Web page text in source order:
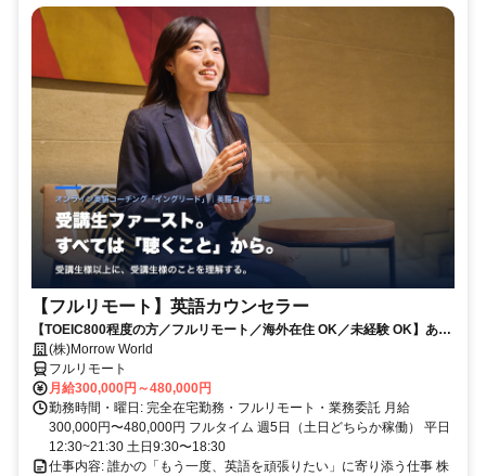
【フルリモート】英語カウンセラー
【TOEIC800程度の方／フルリモート／海外在住 OK／未経験 OK】あな
たが英語学習で経験した失敗も成功も。すべてが、受講生の人生を変え
るお仕事です。
(株)Morrow World
フルリモート
月給300,000円～480,000円
勤務時間・曜日: 完全在宅勤務・フルリモート・業務委託 月給
300,000円〜480,000円 フルタイム 週5日（土日どちらか稼働） 平日
12:30~21:30 土日9:30〜18:30
仕事内容: 誰かの「もう一度、英語を頑張りたい」に寄り添う仕事 株